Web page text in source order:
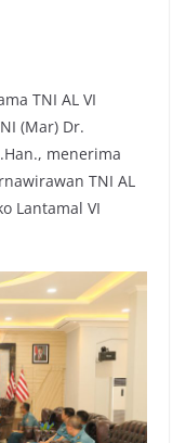
TNI AL VI
(Mar) Dr.
menerima
TNI AL
Lantamal VI